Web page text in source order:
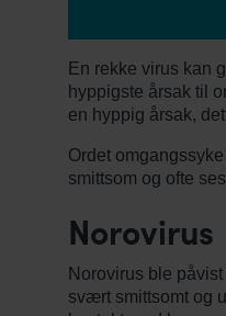
En rekke virus kan
hyppigste årsak til
en hyppig årsak,
Ordet
smittsom og ofte
Norovirus
Norovirus ble
svært smittsomt og